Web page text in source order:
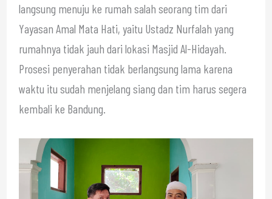
langsung menuju ke rumah salah seorang tim dari
Yayasan Amal Mata Hati, yaitu Ustadz Nurfalah yang
rumahnya tidak jauh dari lokasi Masjid Al-Hidayah.
Prosesi penyerahan tidak berlangsung lama karena
waktu itu sudah menjelang siang dan tim harus segera
kembali ke Bandung.